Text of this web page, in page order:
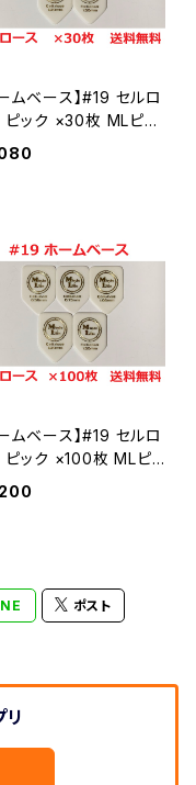
ムベース】#19 セルロ
ピック ×30枚 MLピッ
料込み】
ムベース】#19 セルロ
ピック ×100枚 MLピ
送料込み】
ポスト